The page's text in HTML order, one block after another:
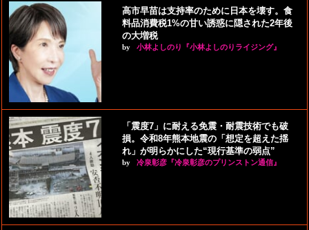
高市早苗は支持率のために日本を壊す。食
料品消費税1%の甘い誘惑に隠された2年後
の大増税
by 小林よしのり『小林よしのりライジング』
「震度7」に耐える免震・耐震技術でも破
損。令和8年熊本地震の「想定を超えた揺
れ」が明らかにした“現行基準の弱点”
by 冷泉彰彦『冷泉彰彦のプリンストン通信』